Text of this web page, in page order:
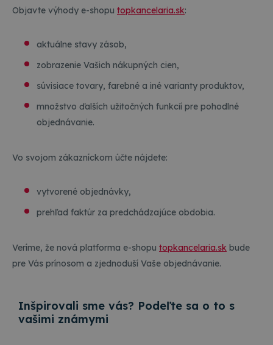
Objavte výhody e-shopu topkancelaria.sk:
aktuálne stavy zásob,
zobrazenie Vašich nákupných cien,
súvisiace tovary, farebné a iné varianty produktov,
množstvo ďalších užitočných funkcií pre pohodlné
objednávanie.
Vo svojom zákazníckom účte nájdete:
vytvorené objednávky,
prehľad faktúr za predchádzajúce obdobia.
Veríme, že nová platforma e-shopu topkancelaria.sk bude
pre Vás prínosom a zjednoduší Vaše objednávanie.
Inšpirovali sme vás? Podeľte sa o to s
vašimi známymi